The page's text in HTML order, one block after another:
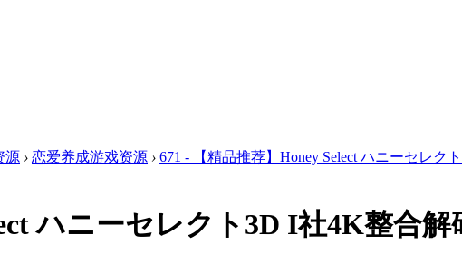
源 › 恋爱养成游戏资源 › 671 - 【精品推荐】Honey Select ハニーセレク
ハニーセレクト3D I社4K整合